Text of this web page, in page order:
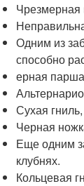
Чрезмерная
Одним из
способно
ерная
Сухая
Черная
Еще одним
клубнях.
Кольцевая